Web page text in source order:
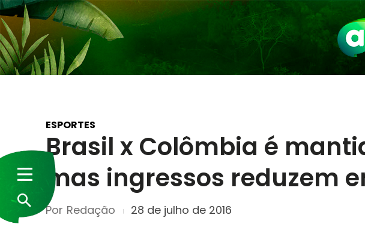
ESPORTES
Brasil x Colômbia é
mas ingressos reduzem
Por Redação 28 de julho de 2016